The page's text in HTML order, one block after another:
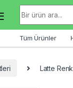
Tüm Ürünler
Latte